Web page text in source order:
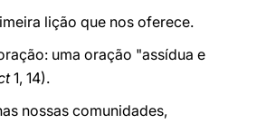
lição que nos oferece.
uma oração "assídua e
1, 14).
nossas comunidades,